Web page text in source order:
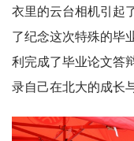
衣里的云台相机引起
了纪念这次特殊的毕
利完成了毕业论文答
录自己在北大的成长